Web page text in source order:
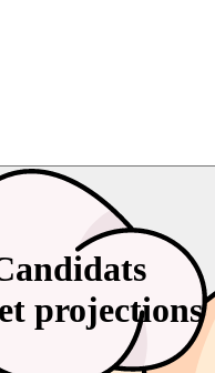
projections